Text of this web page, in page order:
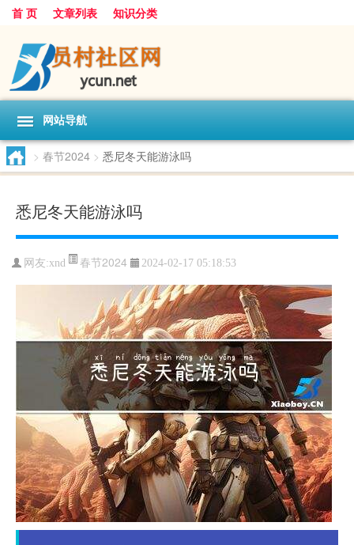
首 页 文章列表 知识分类
网站导航
> 春节2024 > 悉尼冬天能游泳吗
悉尼冬天能游泳吗
网友:xnd 春节2024 2024-02-17 05:18:53